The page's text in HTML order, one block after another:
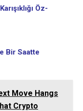
Öz-
Bir Saatte
Move Hangs
Crypto